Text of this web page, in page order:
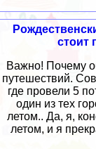
стоит
Важно! Почему
путешествий.
где провели 5
один из тех
летом.. Да, я,
летом, и я